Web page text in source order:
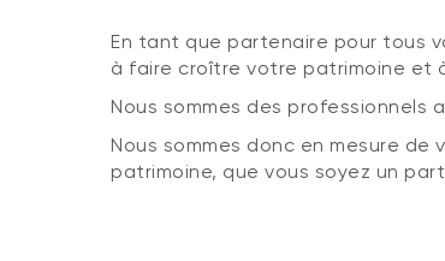
En tant que partenaire pour tous
à faire croître votre patrimoine et
Nous sommes des
Nous sommes donc en mesure
patrimoine, que vous soyez un